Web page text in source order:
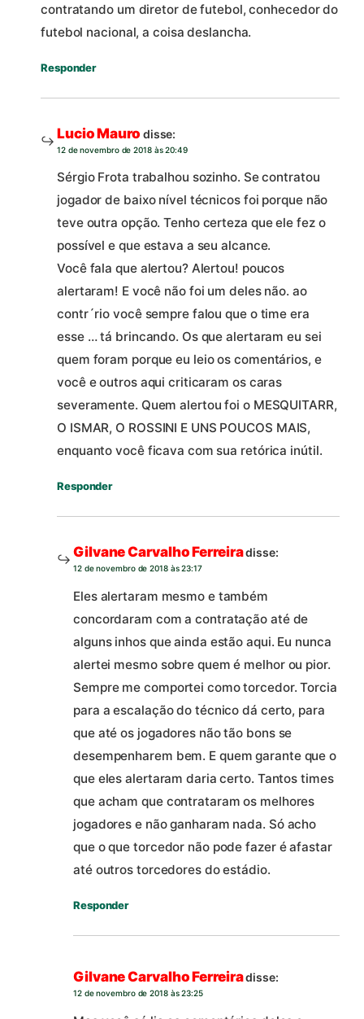
contratando um diretor de futebol, conhecedor do
futebol nacional, a coisa deslancha.
Responder
Lucio Mauro disse:
12 de novembro de 2018 às 20:49
Sérgio Frota trabalhou sozinho. Se contratou
jogador de baixo nível técnicos foi porque não
teve outra opção. Tenho certeza que ele fez o
possível e que estava a seu alcance.
Você fala que alertou? Alertou! poucos
alertaram! E você não foi um deles não. ao
contr´rio você sempre falou que o time era
esse … tá brincando. Os que alertaram eu sei
quem foram porque eu leio os comentários, e
você e outros aqui criticaram os caras
severamente. Quem alertou foi o MESQUITARR,
O ISMAR, O ROSSINI E UNS POUCOS MAIS,
enquanto você ficava com sua retórica inútil.
Responder
Gilvane Carvalho Ferreiradisse:
12 de novembro de 2018 às 23:17
Eles alertaram mesmo e também
concordaram com a contratação até de
alguns inhos que ainda estão aqui. Eu nunca
alertei mesmo sobre quem é melhor ou pior.
Sempre me comportei como torcedor. Torcia
para a escalação do técnico dá certo, para
que até os jogadores não tão bons se
desempenharem bem. E quem garante que o
que eles alertaram daria certo. Tantos times
que acham que contrataram os melhores
jogadores e não ganharam nada. Só acho
que o que torcedor não pode fazer é afastar
até outros torcedores do estádio.
Responder
Gilvane Carvalho Ferreiradisse:
12 de novembro de 2018 às 23:25